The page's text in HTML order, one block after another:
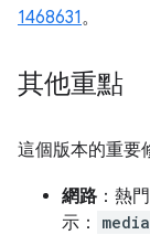
1468631。
其他重點
這個版本的重要
網路 ：熱
示：
media